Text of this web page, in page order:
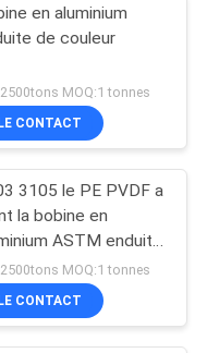
en aluminium
de couleur
MOQ:1 tonnes
LE CONTACT
3105 le PE PVDF a
la bobine en
ASTM enduit
couleur B209MOQ:1 tonnes
LE CONTACT